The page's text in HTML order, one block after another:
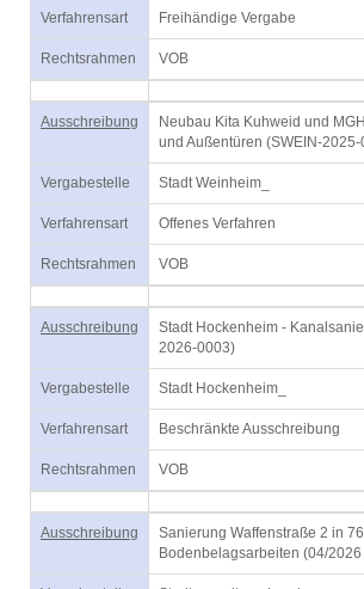
Verfahrensart Freihändige Vergabe
Rechtsrahmen VOB
Ausschreibung
Neubau Kita Kuhweid und
und Außentüren (SWEIN-
Vergabestelle Stadt Weinheim_
Verfahrensart Offenes Verfahren
Rechtsrahmen VOB
Ausschreibung
Stadt Hockenheim -
2026-0003)
Vergabestelle Stadt Hockenheim_
Verfahrensart Beschränkte Ausschreibung
Rechtsrahmen VOB
Ausschreibung
Sanierung Waffenstraße 2 in
Bodenbelagsarbeiten (04/2026